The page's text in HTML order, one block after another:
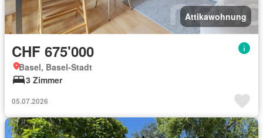
Attikawohnung
CHF 675'000
Basel, Basel-Stadt
3 Zimmer
05.07.2026